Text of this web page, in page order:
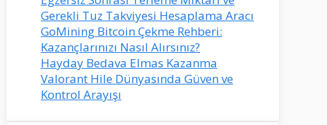
Gerekli Tuz Takviyesi Hesaplama Aracı
GoMining Bitcoin Çekme Rehberi:
Kazançlarınızı Nasıl Alırsınız?
Hayday Bedava Elmas Kazanma
Valorant Hile Dünyasında Güven ve
Kontrol Arayışı